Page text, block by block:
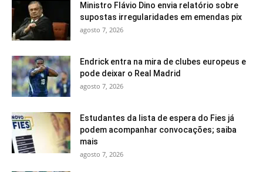
Ministro Flávio Dino envia relatório sobre
supostas irregularidades em emendas pix
agosto 7, 2026
Endrick entra na mira de clubes europeus e
pode deixar o Real Madrid
agosto 7, 2026
Estudantes da lista de espera do Fies já
podem acompanhar convocações; saiba
mais
agosto 7, 2026